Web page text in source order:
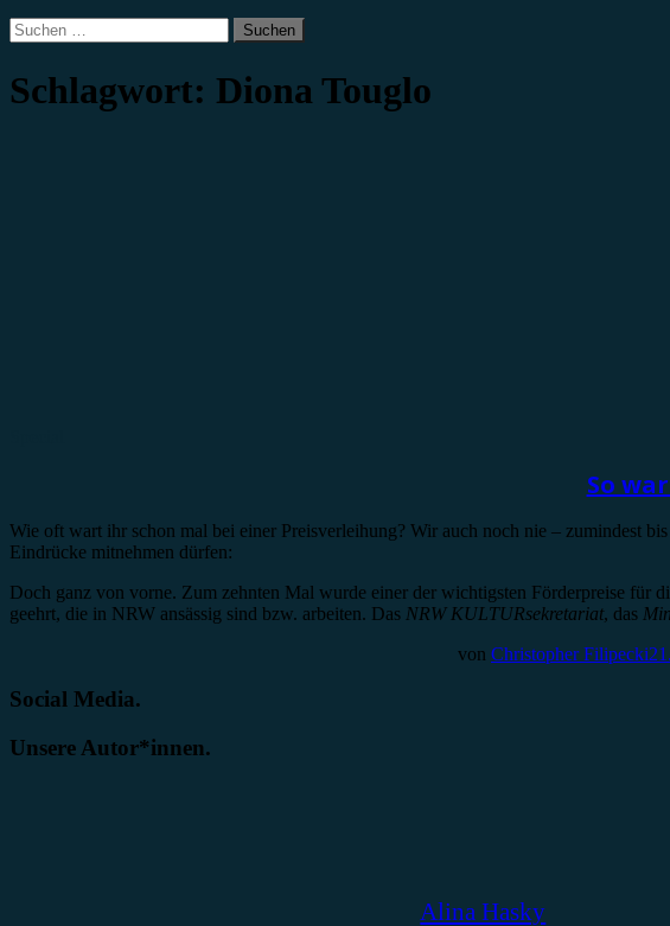
Suchen
nach:
Schlagwort: Diona Touglo
So
Wie oft wart ihr schon mal bei einer Preisverleihung? Wir auch noch nie – zumindest
Eindrücke mitnehmen dürfen:
Doch ganz von vorne. Zum zehnten Mal wurde einer der wichtigsten Förderpreise für
geehrt, die in NRW ansässig sind bzw. arbeiten. Das NRW KULTURsekretariat, das
von Christopher Filipecki
Social Media.
Unsere Autor*innen.
Alina Hasky